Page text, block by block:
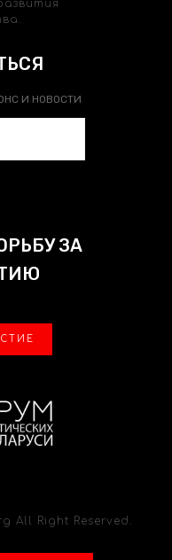
И НОВОСТИ
ЗА
All Right Reserved.